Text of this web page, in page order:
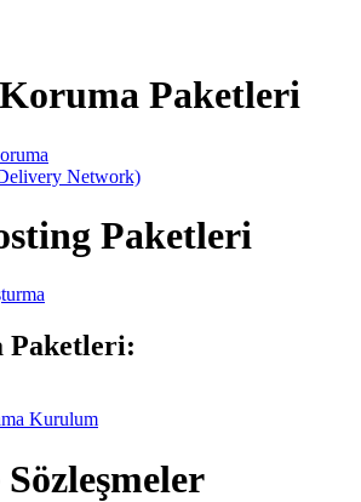
Koruma Paketleri
Network)
Paketleri
Paketleri:
Kurulum